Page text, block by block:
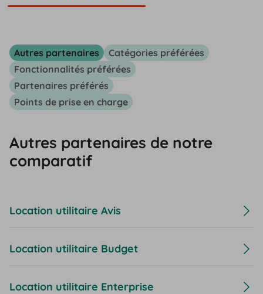
Autres partenaires
Catégories préférées
Fonctionnalités préférées
Partenaires préférés
Points de prise en charge
Autres partenaires de notre
comparatif
Location utilitaire Avis
Location utilitaire Budget
Location utilitaire Enterprise